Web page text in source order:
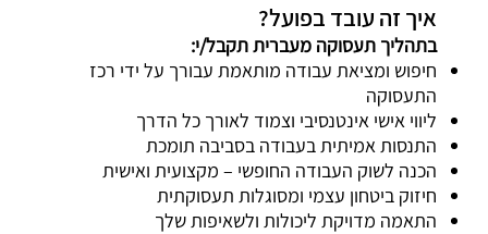
איך זה עובד בפועל?
בתהליך תעסוקה מעברית תקבל/י:
חיפוש ומציאת עבודה מותאמת עבורך על ידי רכז
התעסוקה
ליווי אישי אינטנסיבי וצמוד לאורך כל הדרך
התנסות אמיתית בעבודה בסביבה תומכת
הכנה לשוק העבודה החופשי – מקצועית ואישית
חיזוק ביטחון עצמי ומסוגלות תעסוקתית
התאמה מדויקת ליכולות ולשאיפות שלך